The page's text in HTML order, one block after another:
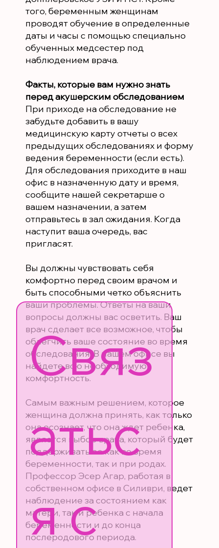
того, беременным женщинам
проводят обучение в определенные
даты и часы с помощью специально
обученных медсестер под
наблюдением врача.
Факты, которые вам нужно знать
перед акушерским обследованием
При приходе на обследование не
забудьте добавить в вашу
медицинскую карту отчеты о всех
предыдущих обследованиях и форму
ведения беременности (если есть).
Для обследования приходите в наш
офис в назначенную дату и время,
сообщите нашей секретарше о
вашем назначении, а затем
отправьтесь в зал ожидания. Когда
наступит ваша очередь, вас
пригласят.
Вы должны чувствовать себя
комфортно перед своим врачом и
быть способными четко объяснить
ваши проблемы. Ответы на ваши
вопросы должны вас осветить. Ваш
врач сделает все возможное, чтобы
облегчить ваше состояние во время
обследования. В нашем офисе вы
найдете всю необходимую
комфортность.
Самым важным решением, которое
женщина должна принять, как только
она осознает, что она ждет ребенка,
является выбор врача, который будет
поддерживать ее как во время
беременности, так и при родах.
Профессор Эсер Агар, работая в
собственном офисе в Силиври, ведет
наблюдение за состоянием как
матери, так и ребенка с начала
беременности и до конца
послеродового периода.
Связ
атьс
я с